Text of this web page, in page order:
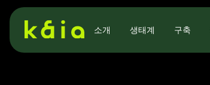
소개 생태계 구축